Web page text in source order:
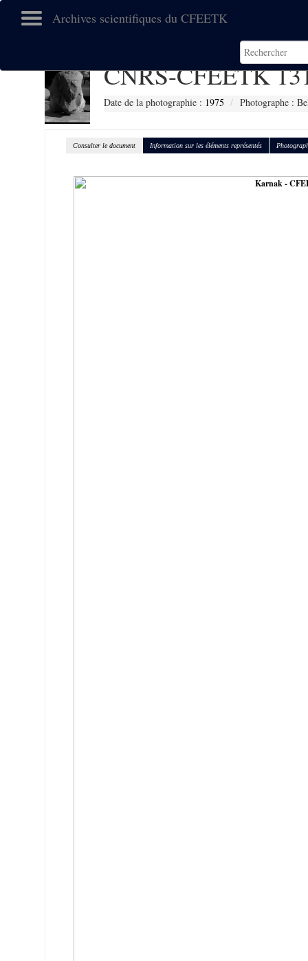
Archives scientifiques du CFEETK
CNRS-CFEETK
Date de la photographie : 1975 Photographe :
Consulter le document Information sur les éléments représentés